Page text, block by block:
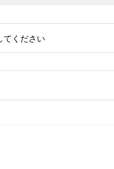
てください